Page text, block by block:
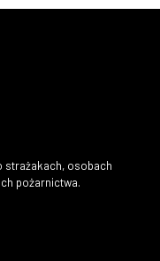
strażakach, osobach
pożarnictwa.